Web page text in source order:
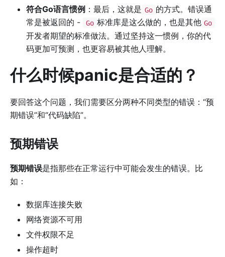
符合Go语言惯例 ：最后，这就是 Go 的方式。错误通
常是被返回的 -
Go 标准库是这么做的，也是其他 Go
开发者期望的标准做法。通过坚持这一惯例，你的代
码更加可预测，也更容易被其他人理解。
什么时候panic是合适的？
要回答这个问题，我们需要区分两种不同类型的错误：“预
期错误”和“代码缺陷”。
预期错误
预期错误是指那些在正常运行中可能会发生的错误。比
如：
数据库连接失败
网络资源不可用
文件权限不足
操作超时